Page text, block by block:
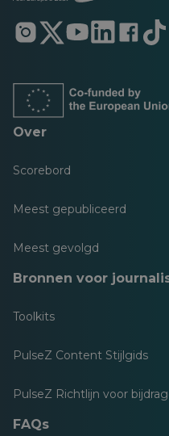
Opent
in
tabblad
Opent
in
tabblad
Opent
in
tabblad
Opent
in
tabblad
Opent
in
tabblad
Opent
in
Over
Scorebord
Meest gepubliceerd
Meest gevolgd
Bronnen voor
Toolkits
PulseZ Content Stijlgids
PulseZ Richtlijn voor
FAQs